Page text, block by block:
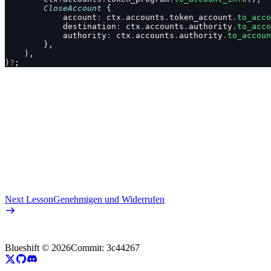
        CloseAccount
{
            account
: ctx . accounts . token_account .
            destination
: ctx . accounts . authority .
            authority
: ctx . accounts . authority .
        },
    ),
) ? ;
Next LessonGenehmigen und Widerrufen
Blueshift © 2026Commit: 3c44267